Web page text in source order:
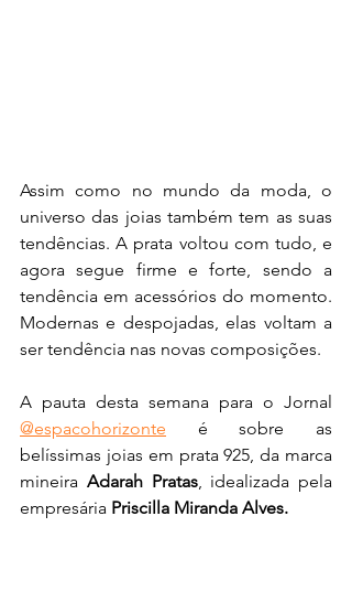
Assim como no mundo da moda, o
universo das joias também tem as suas
tendências. A prata voltou com tudo, e
agora segue firme e forte, sendo a
tendência em acessórios do momento.
Modernas e despojadas, elas voltam a
ser tendência nas novas composições.
@espacohorizonte é sobre as
belíssimas joias em prata 925, da marca
mineira Adarah Pratas, idealizada pela
empresária Priscilla Miranda Alves.